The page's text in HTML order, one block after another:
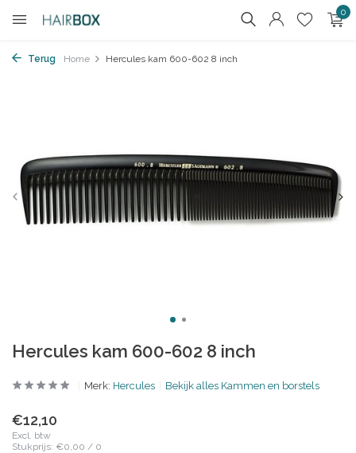
0
Terug Home Hercules kam 600-602 8 inch
Hercules kam 600-602 8 inch
Merk: Hercules Bekijk alles Kammen en borstels
€12,10
Excl. btw
Stukprijs: €0,00 / 0